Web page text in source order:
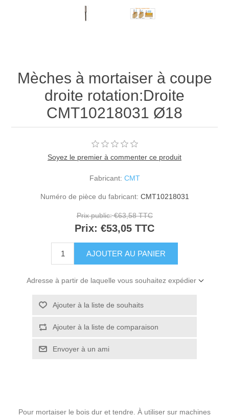
Mèches à mortaiser à coupe
droite rotation:Droite
CMT10218031 Ø18
Soyez le premier à commenter ce produit
Fabricant: CMT
Numéro de pièce du fabricant: CMT10218031
Prix public: €63,58 TTC
Prix: €53,05 TTC
Adresse à partir de laquelle vous souhaitez expédier
Pour mortaiser le bois dur et tendre. À utiliser sur machines